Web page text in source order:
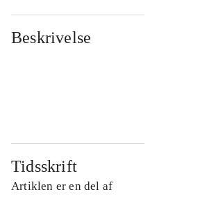
Beskrivelse
Tidsskrift
Artiklen er en del af